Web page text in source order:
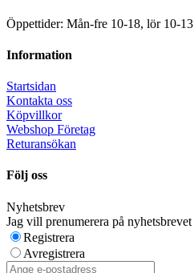
Öppettider: Mån-fre 10-18, lör 10-13
Information
Startsidan
Kontakta oss
Köpvillkor
Webshop Företag
Returansökan
Följ oss
Nyhetsbrev
Jag vill prenumerera på nyhetsbrevet
Registrera
Avregistrera